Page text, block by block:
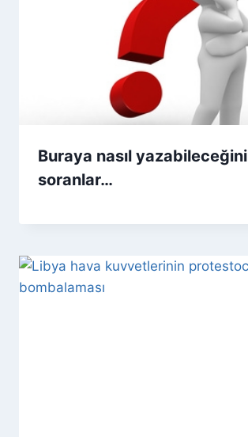
Buraya nasıl yazabileceğini
soranlar…